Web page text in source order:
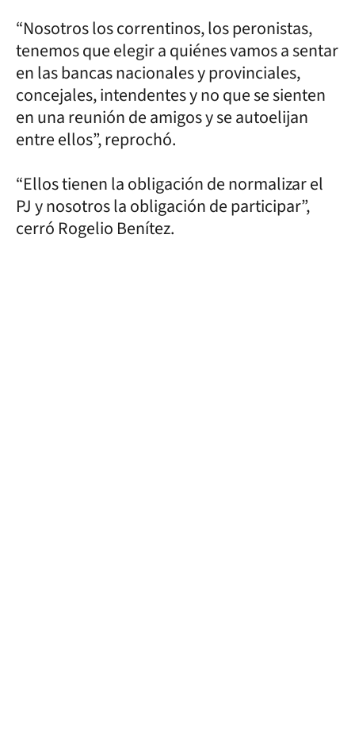
“Nosotros los correntinos, los peronistas,
tenemos que elegir a quiénes vamos a sentar
en las bancas nacionales y provinciales,
concejales, intendentes y no que se sienten
en una reunión de amigos y se autoelijan
entre ellos”, reprochó.
“Ellos tienen la obligación de normalizar el
PJ y nosotros la obligación de participar”,
cerró Rogelio Benítez.